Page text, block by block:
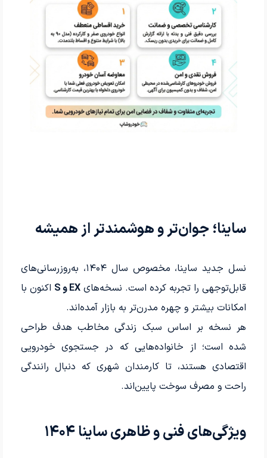
ساینا؛ جوان‌تر و هوشمندتر از همیشه
نسل جدید ساینا، مخصوص سال ۱۴۰۴، به‌روزرسانی‌های
قابل‌توجهی را تجربه کرده است. نسخه‌هایEX و S
اکنون با
امکانات بیشتر و چهره مدرن‌تر به بازار آمده‌اند.
هر نسخه بر اساس سبک زندگی مخاطب هدف طراحی
شده است؛ از خانواده‌هایی که در جستجوی خودرویی
اقتصادی هستند، تا کارمندان شهری که دنبال رانندگی
راحت و مصرف سوخت پایین‌اند.
ویژگی‌های فنی و ظاهری ساینا ۱۴۰۴